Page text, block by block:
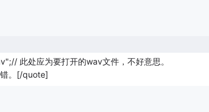
此处应为要打开的wav文件，不好意思。
。[/quote]